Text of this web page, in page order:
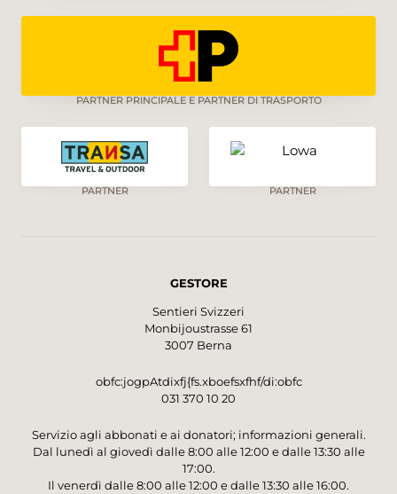
PARTNER PRINCIPALE E PARTNER DI TRASPORTO
PARTNER PARTNER
GESTORE
Sentieri Svizzeri
Monbijoustrasse 61
3007 Berna
obfc:jogpAtdixfj{fs.xboefsxfhf/di:obfc
031 370 10 20
Servizio agli abbonati e ai donatori; informazioni generali.
Dal lunedì al giovedì dalle 8:00 alle 12:00 e dalle 13:30 alle
17:00.
Il venerdì dalle 8:00 alle 12:00 e dalle 13:30 alle 16:00.